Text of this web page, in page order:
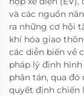
và các nguồn
ra những cơ hội
khí hóa giao
các diễn biến về
pháp lý định
phân tán, qua
quyết định chiến